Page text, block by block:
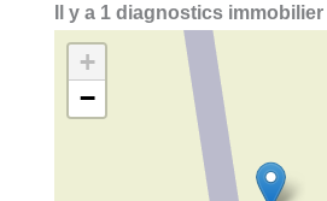
Il y a 1 diagnostics
+
−